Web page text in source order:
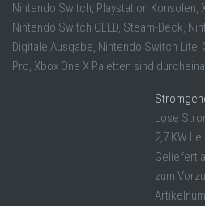
Nintendo Switch, Playstation Konsolen,
Nintendo Switch OLED, Steam-Deck,
Digitale Ausgabe, Nintendo Switch Lite,
Pro, Xbox One X Paletten sind
Lose
2,7 KW
Geliefert
zum